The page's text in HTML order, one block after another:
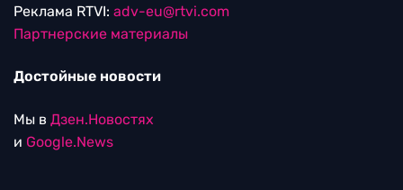
Реклама RTVI: adv-eu@rtvi.com
Партнерские материалы
Достойные новости
Мы в Дзен.Новостях
и Google.News